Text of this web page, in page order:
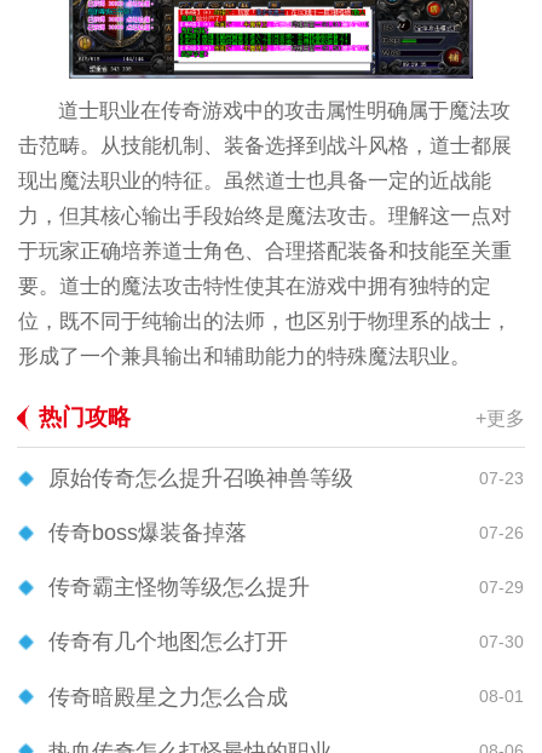
道士职业在传奇游戏中的攻击属性明确属于魔法攻
击范畴。从技能机制、装备选择到战斗风格，道士都展
现出魔法职业的特征。虽然道士也具备一定的近战能
力，但其核心输出手段始终是魔法攻击。理解这一点对
于玩家正确培养道士角色、合理搭配装备和技能至关重
要。道士的魔法攻击特性使其在游戏中拥有独特的定
位，既不同于纯输出的法师，也区别于物理系的战士，
形成了一个兼具输出和辅助能力的特殊魔法职业。
热门攻略 +更多
原始传奇怎么提升召唤神兽等级 07-23
传奇boss爆装备掉落 07-26
传奇霸主怪物等级怎么提升 07-29
传奇有几个地图怎么打开 07-30
传奇暗殿星之力怎么合成 08-01